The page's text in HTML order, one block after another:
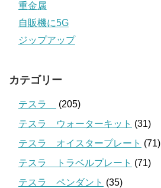
重金属
自販機に5G
ジップアップ
カテゴリー
テスラ
(205)
テスラ ウォーターキット (31)
テスラ オイスタープレート (71)
テスラ トラベルプレート (71)
テスラ ペンダント (35)